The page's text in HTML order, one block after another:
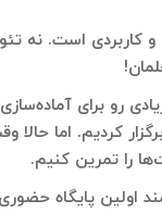
کاربردی است. نه
رو برای
کردیم. اما
را تمرین کنیم.
اولین پایگاه